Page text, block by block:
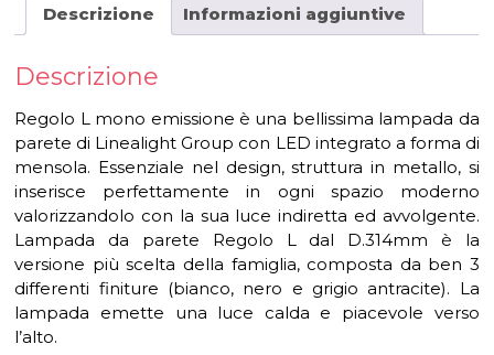
Descrizione Informazioni aggiuntive
Descrizione
Regolo L mono emissione è una bellissima lampada da
parete di Linealight Group con LED integrato a forma di
mensola. Essenziale nel design, struttura in metallo, si
inserisce perfettamente in ogni spazio moderno
valorizzandolo con la sua luce indiretta ed avvolgente.
Lampada da parete Regolo L dal D.314mm è la
versione più scelta della famiglia, composta da ben 3
differenti finiture (bianco, nero e grigio antracite). La
lampada emette una luce calda e piacevole verso
l’alto.